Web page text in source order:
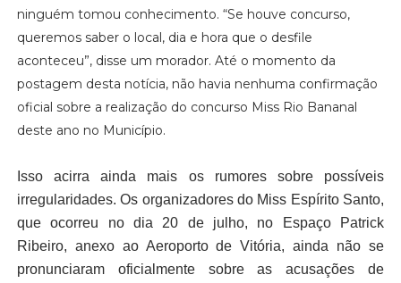
ninguém tomou conhecimento. “Se houve concurso,
queremos saber o local, dia e hora que o desfile
aconteceu”, disse um morador. Até o momento da
postagem desta notícia, não havia nenhuma confirmação
oficial sobre a realização do concurso Miss Rio Bananal
deste ano no Município.
Isso acirra ainda mais os rumores sobre possíveis
irregularidades. Os organizadores do Miss Espírito Santo,
que ocorreu no dia 20 de julho, no Espaço Patrick
Ribeiro, anexo ao Aeroporto de Vitória, ainda não se
pronunciaram oficialmente sobre as acusações de